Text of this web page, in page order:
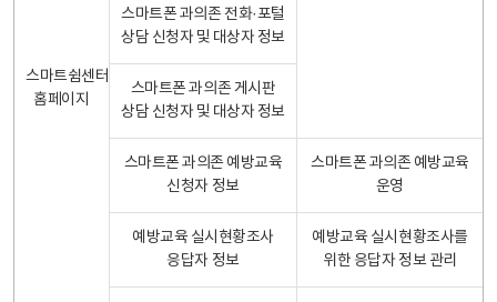
스마트쉼센터
홈페이지
스마트폰 과의존 전화·포털
상담 신청자 및 대상자 정보
스마트폰 과의존 게시판
상담 신청자 및 대상자 정보
스마트폰 과의존 예방교육
신청자 정보
스마트폰 과의존 예방교육
운영
예방교육 실시현황조사
응답자 정보
예방교육 실시현황조사를
위한 응답자 정보 관리